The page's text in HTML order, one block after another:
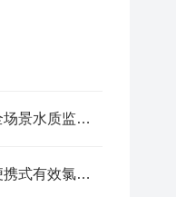
高效智能溶解氧仪：全场景水质监测的精准核心装备
聚焦现场检测需求：便携式有效氯检测仪的核心技术特点与优势